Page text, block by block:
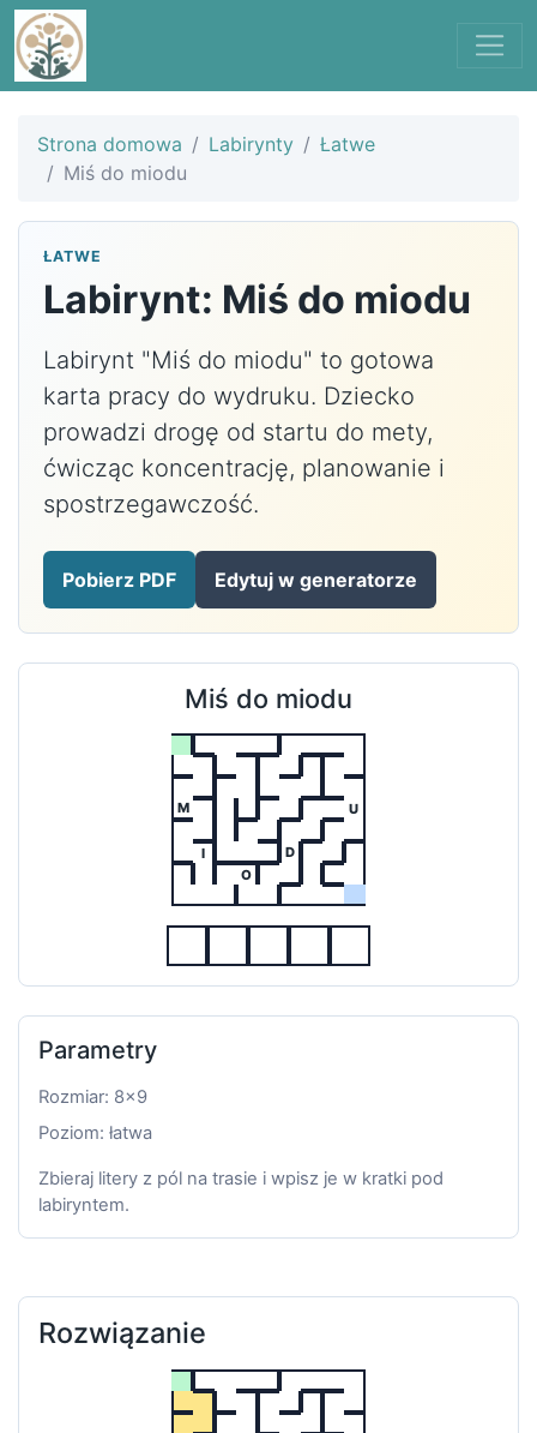
Strona domowa Labirynty
Łatwe
Miś do miodu
ŁATWE
Labirynt: Miś do miodu
Labirynt "Miś do miodu" to gotowa
karta pracy do wydruku. Dziecko
prowadzi drogę od startu do mety,
ćwicząc koncentrację, planowanie i
spostrzegawczość.
Pobierz PDF Edytuj w generatorze
Miś do miodu
M U
I
D
O
Parametry
Rozmiar: 8x9
Poziom: łatwa
Zbieraj litery z pól na trasie i wpisz je w kratki pod
labiryntem.
Rozwiązanie